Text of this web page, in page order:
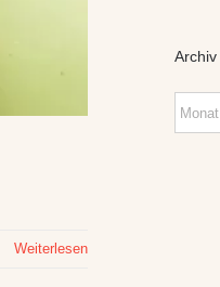
Weiterlesen
Archiv
Archiv